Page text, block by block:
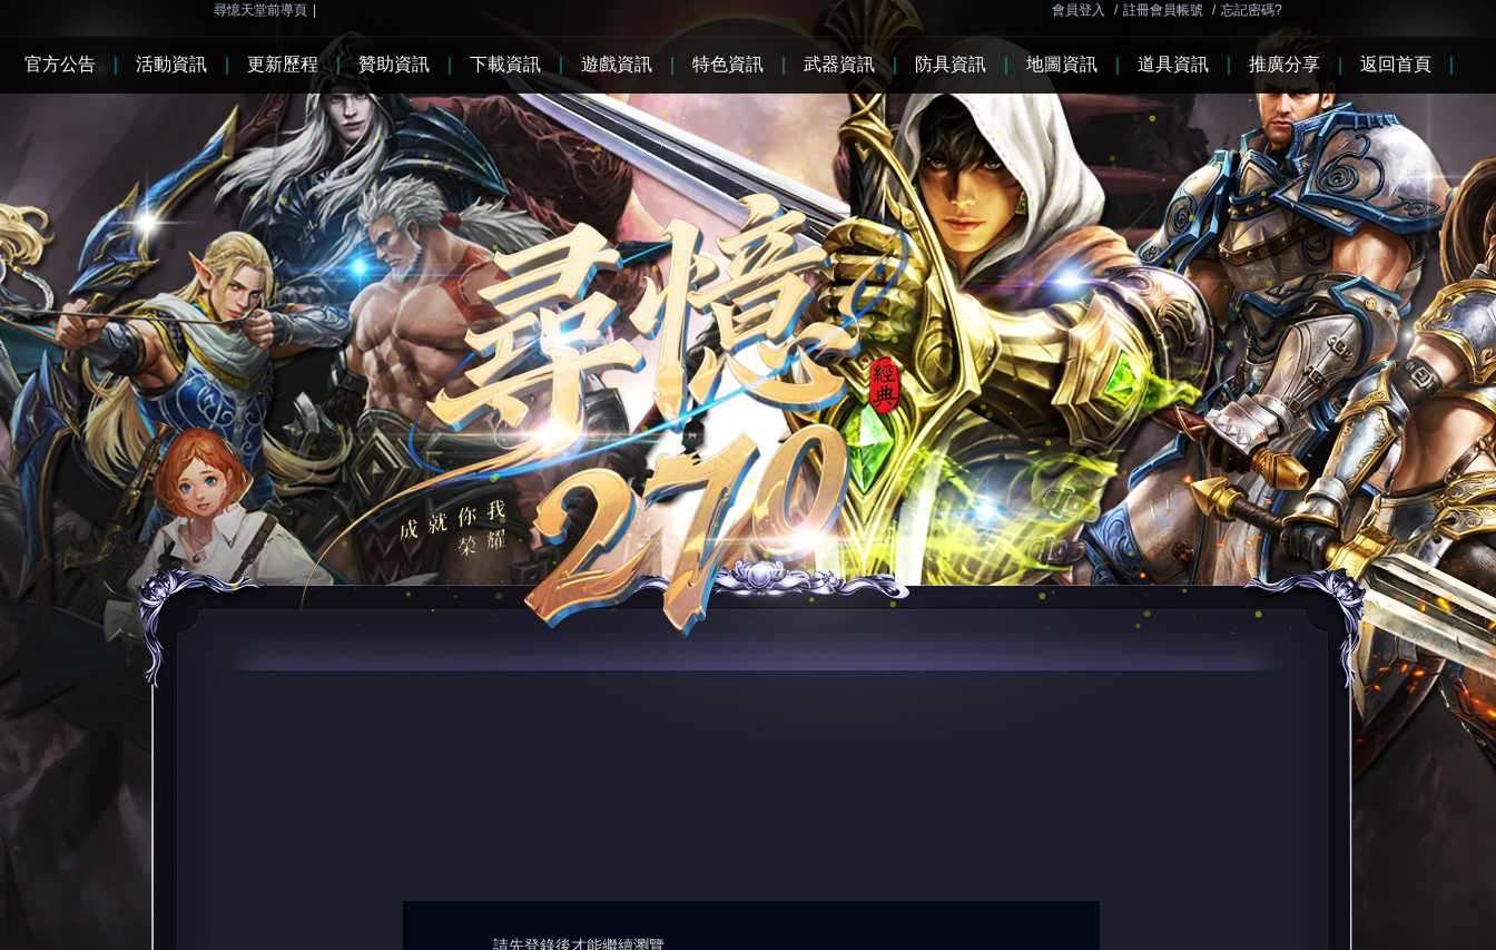
尋憶天堂前導頁 會員登入 / 註冊會員帳號 / 忘記密碼?
請先登錄後才能繼續瀏覽